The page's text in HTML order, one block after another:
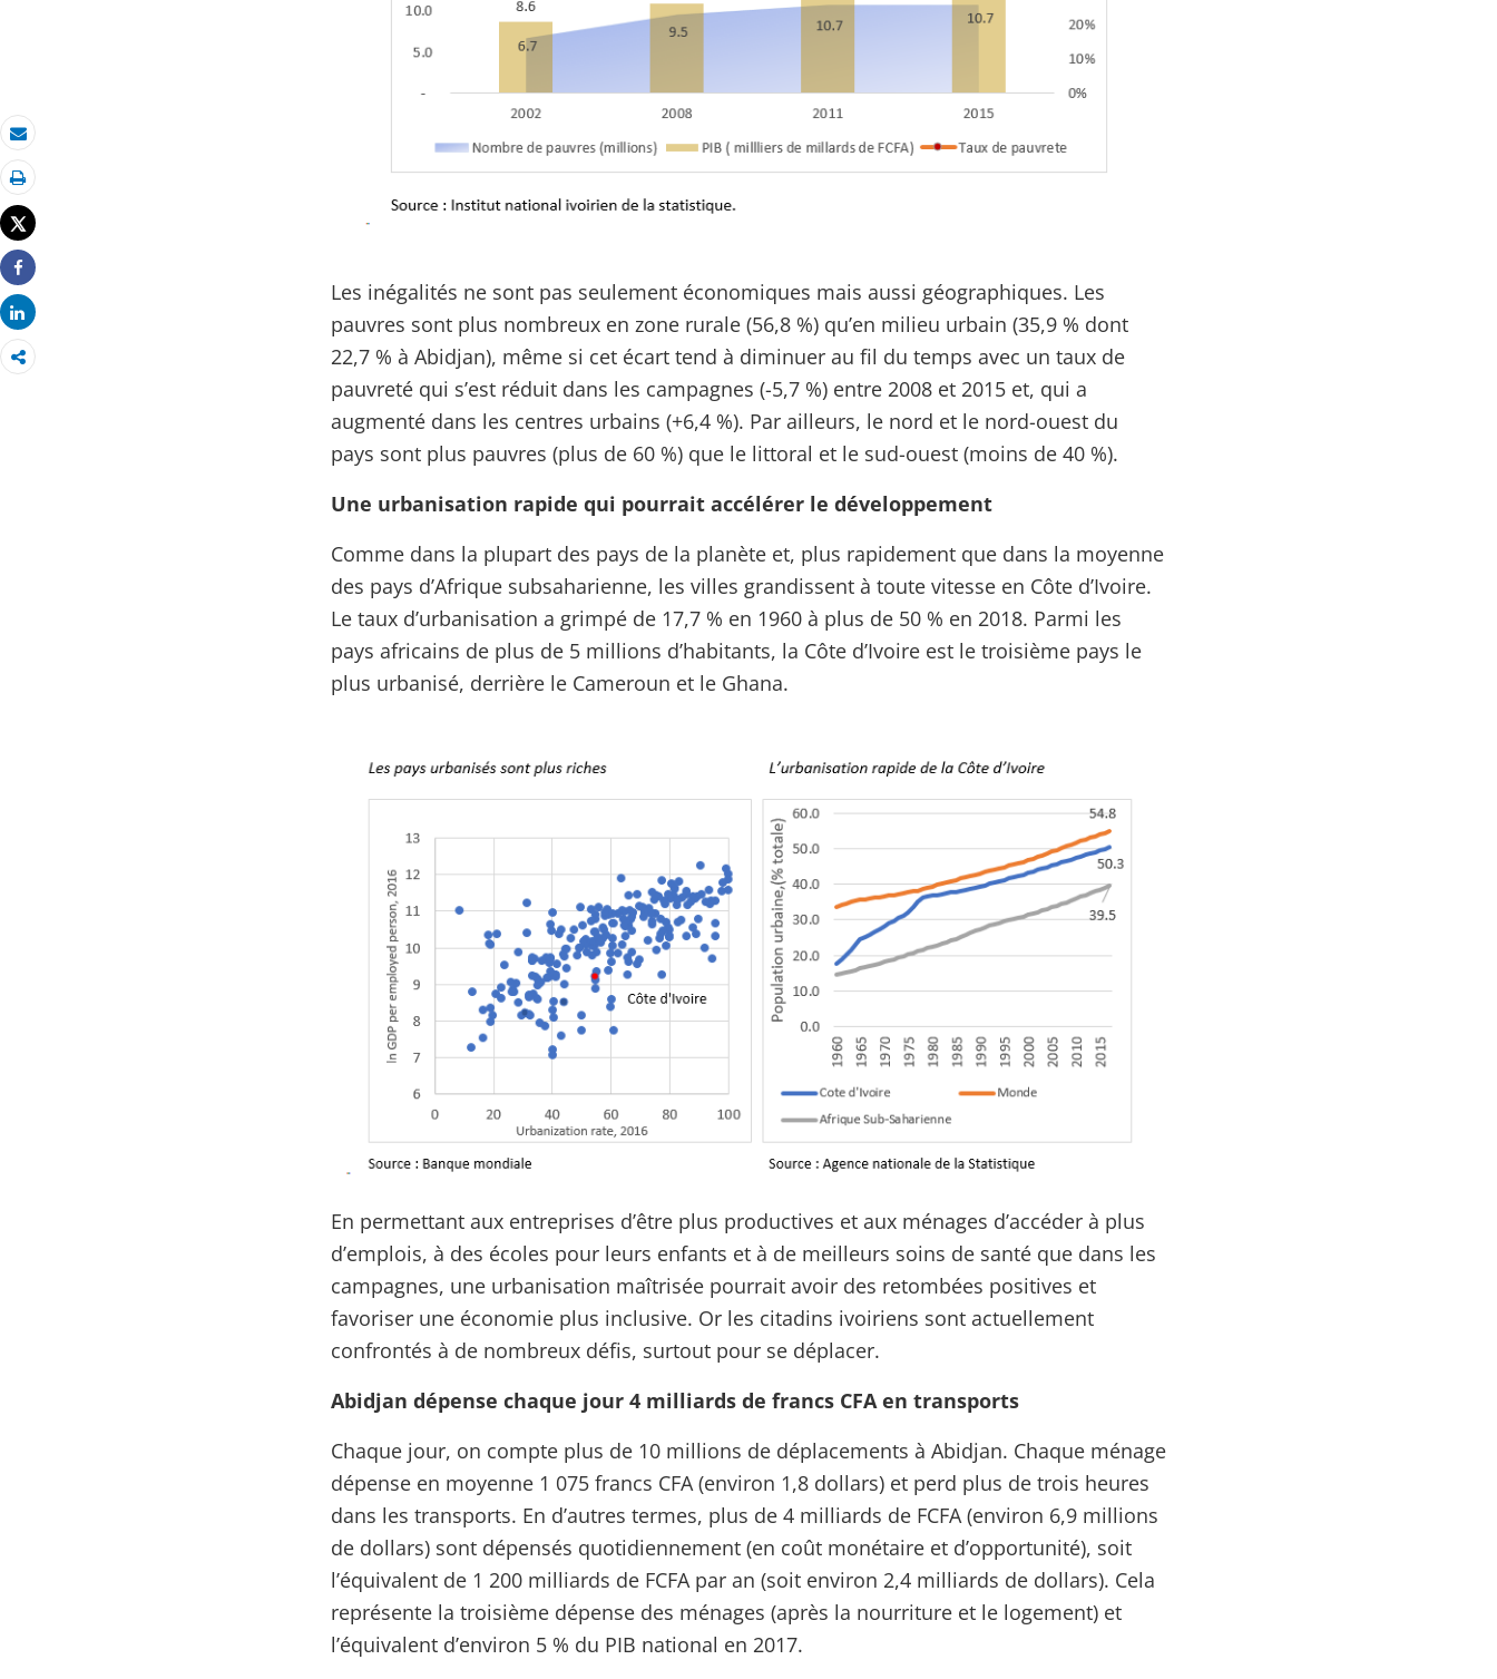
Email
Imprimer
Tweet
Share
Share
Les inégalités ne sont pas seulement économiques mais aussi géographiques. Les
pauvres sont plus nombreux en zone rurale (56,8 %) qu’en milieu urbain (35,9 % dont
22,7 % à Abidjan), même si cet écart tend à diminuer au fil du temps avec un taux de
pauvreté qui s’est réduit dans les campagnes (-5,7 %) entre 2008 et 2015 et, qui a
augmenté dans les centres urbains (+6,4 %). Par ailleurs, le nord et le nord-ouest du
pays sont plus pauvres (plus de 60 %) que le littoral et le sud-ouest (moins de 40 %).
Une urbanisation rapide qui pourrait accélérer le développement
Comme dans la plupart des pays de la planète et, plus rapidement que dans la moyenne
des pays d’Afrique subsaharienne, les villes grandissent à toute vitesse en Côte d’Ivoire.
Le taux d’urbanisation a grimpé de 17,7 % en 1960 à plus de 50 % en 2018. Parmi les
pays africains de plus de 5 millions d’habitants, la Côte d’Ivoire est le troisième pays le
plus urbanisé, derrière le Cameroun et le Ghana.
En permettant aux entreprises d’être plus productives et aux ménages d’accéder à plus
d’emplois, à des écoles pour leurs enfants et à de meilleurs soins de santé que dans les
campagnes, une urbanisation maîtrisée pourrait avoir des retombées positives et
favoriser une économie plus inclusive. Or les citadins ivoiriens sont actuellement
confrontés à de nombreux défis, surtout pour se déplacer.
Abidjan dépense chaque jour 4 milliards de francs CFA en transports
Chaque jour, on compte plus de 10 millions de déplacements à Abidjan. Chaque ménage
dépense en moyenne 1 075 francs CFA (environ 1,8 dollars) et perd plus de trois heures
dans les transports. En d’autres termes, plus de 4 milliards de FCFA (environ 6,9 millions
de dollars) sont dépensés quotidiennement (en coût monétaire et d’opportunité), soit
l’équivalent de 1 200 milliards de FCFA par an (soit environ 2,4 milliards de dollars). Cela
représente la troisième dépense des ménages (après la nourriture et le logement) et
l’équivalent d’environ 5 % du PIB national en 2017.